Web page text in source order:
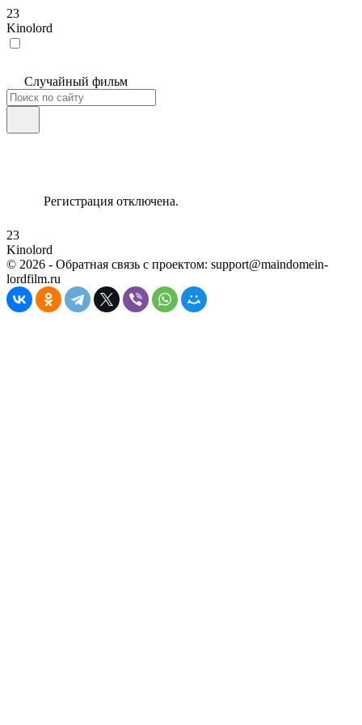
23
Kinolord
Случайный фильм
Регистрация отключена.
23
Kinolord
© 2026 - Обратная связь с проектом: support@maindomein-
lordfilm.ru